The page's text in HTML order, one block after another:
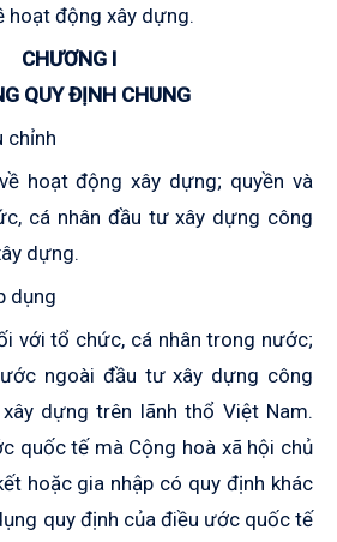
hoạt động xây dựng.
CHƯƠNG I
QUY ĐỊNH CHUNG
chỉnh
hoạt động xây dựng; quyền và
cá nhân đầu tư xây dựng công
dựng.
dụng
với tổ chức, cá nhân trong nước;
ngoài đầu tư xây dựng công
dựng trên lãnh thổ Việt Nam.
quốc tế mà Cộng hoà xã hội chủ
hoặc gia nhập có quy định khác
quy định của điều ước quốc tế